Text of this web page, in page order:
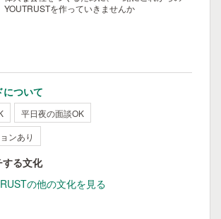
YOUTRUSTを作っていきませんか
について
平日夜の面談OK
ンあり
る文化
の他の文化を見る